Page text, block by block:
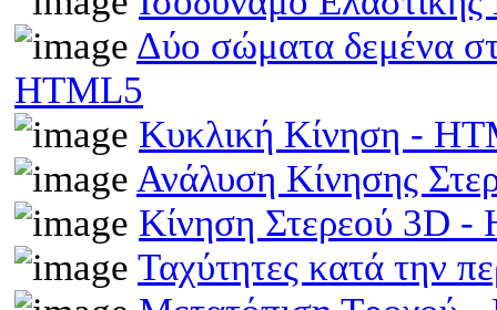
Δύο σώματα δεμένα
HTML5
Κυκλική Κίνηση -
Ανάλυση Κίνησης
Κίνηση Στερεού 3D -
Ταχύτητες κατά την